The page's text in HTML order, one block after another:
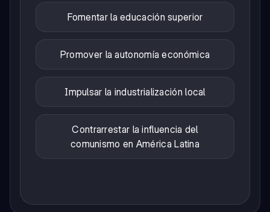
Fomentar la educación superior
Promover la autonomía económica
Impulsar la industrialización local
Contrarrestar la influencia del
comunismo en América Latina